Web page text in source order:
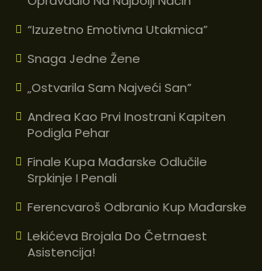
“Izuzetno Emotivna Utakmica”
Snaga Jedne Žene
„Ostvarila Sam Najveći San”
Andrea Kao Prvi Inostrani Kapiten
Podigla Pehar
Finale Kupa Mađarske Odlučile
Srpkinje I Penali
Ferencvaroš Odbranio Kup Mađarske
Lekićeva Brojala Do Četrnaest
Asistencija!